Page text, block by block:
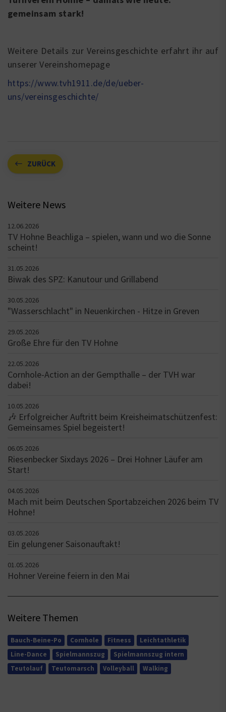
gemeinsam stark!
Weitere Details zur Vereinsgeschichte erfahrt ihr auf
unserer Vereinshomepage
https://www.tvh1911.de/de/ueber-
uns/vereinsgeschichte/
ZURÜCK
Weitere News
12.06.2026
TV Hohne Beachliga – spielen, wann und wo die Sonne
scheint!
31.05.2026
Biwak des SPZ: Kanutour und Grillabend
30.05.2026
"Wasserschlacht" in Neuenkirchen - Hitze in Greven
29.05.2026
Große Ehre für den TV Hohne
22.05.2026
Cornhole-Action an der Gempthalle – der TVH war
dabei!
10.05.2026
🎶 Erfolgreicher Auftritt beim Kreisheimatschützenfest:
Gemeinsames Spiel begeistert!
06.05.2026
Riesenbecker Sixdays 2026 – Drei Hohner Läufer am
Start!
04.05.2026
Mach mit beim Deutschen Sportabzeichen 2026 beim TV
Hohne!
03.05.2026
Ein gelungener Saisonauftakt!
01.05.2026
Hohner Vereine feiern in den Mai
Weitere Themen
Bauch-Beine-Po Cornhole Fitness
Leichtathletik
Line-Dance
Spielmannszug
Spielmannszug intern
Teutolauf
Teutomarsch Volleyball Walking